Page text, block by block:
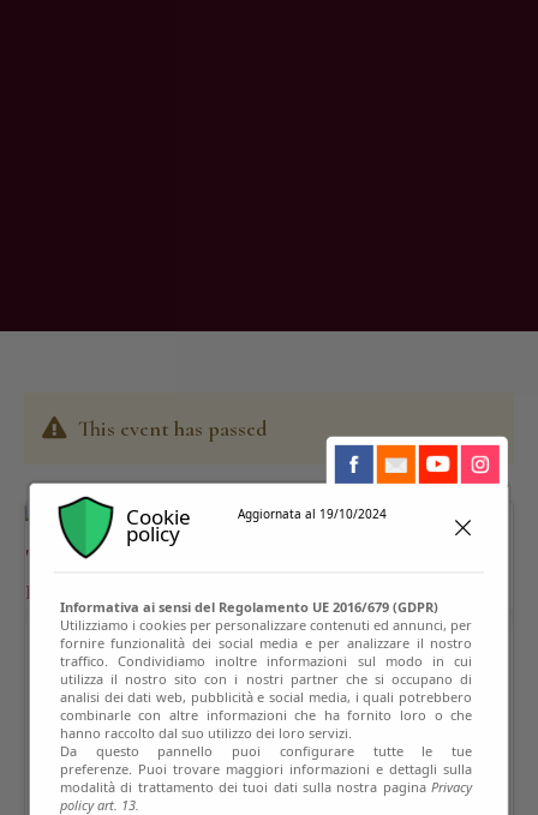
This event has passed
Cookie
policy
Aggiornata al 19/10/2024
Informativa ai sensi del Regolamento UE 2016/679 (GDPR)
Utilizziamo i cookies per personalizzare contenuti ed annunci, per
fornire funzionalità dei social media e per analizzare il nostro
traffico. Condividiamo inoltre informazioni sul modo in cui
utilizza il nostro sito con i nostri partner che si occupano di
analisi dei dati web, pubblicità e social media, i quali potrebbero
combinarle con altre informazioni che ha fornito loro o che
hanno raccolto dal suo utilizzo dei loro servizi.
Da questo pannello puoi configurare tutte le tue
preferenze. Puoi trovare maggiori informazioni e dettagli sulla
modalità di trattamento dei tuoi dati sulla nostra paginaPrivacy
policy art. 13.